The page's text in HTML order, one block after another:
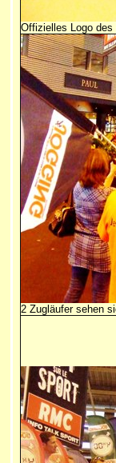
Offizielles Logo des
2 Zugläufer sehen